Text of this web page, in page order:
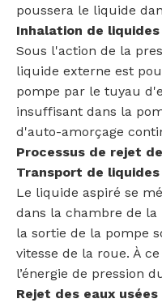
poussera le liquide
Inhalation de liquides
Sous l'action de la
liquide externe est
pompe par le tuyau
insuffisant dans la
d'auto-amorçage
Processus de rejet
Transport de
Le liquide aspiré se
dans la chambre de
la sortie de la pompe
vitesse de la roue. À
l’énergie de pression
Rejet des eaux usées